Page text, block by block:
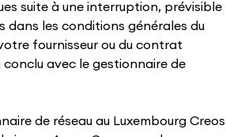
suite à une interruption, prévisible
dans les conditions générales du
fournisseur ou du contrat
conclu avec le gestionnaire de
de réseau au Luxembourg Creos